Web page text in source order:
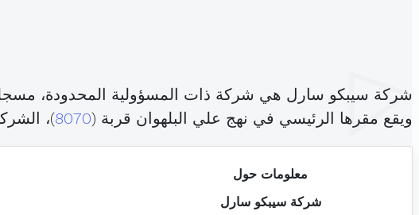
شركة سيبكو سارل هي شركة ذات المسؤولية المحدودة،
ويقع مقرها الرئيسي في نهج علي البلهوان قربة (8070)،
معلومات حول
شركة سيبكو سارل